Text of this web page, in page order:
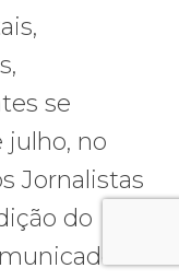
se
julho, no
Jornalistas
do